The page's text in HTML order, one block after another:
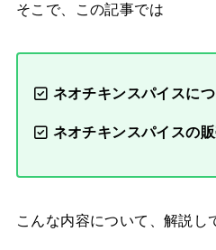
そこで、この記事では
ネオチキンスパイスに
ネオチキンスパイスの
こんな内容について、解説し